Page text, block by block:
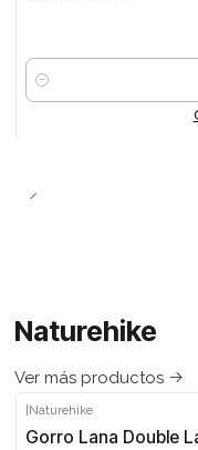
Cantidad
Naturehike
Ver más productos
-20%
Naturehike
Gorro Lana Double